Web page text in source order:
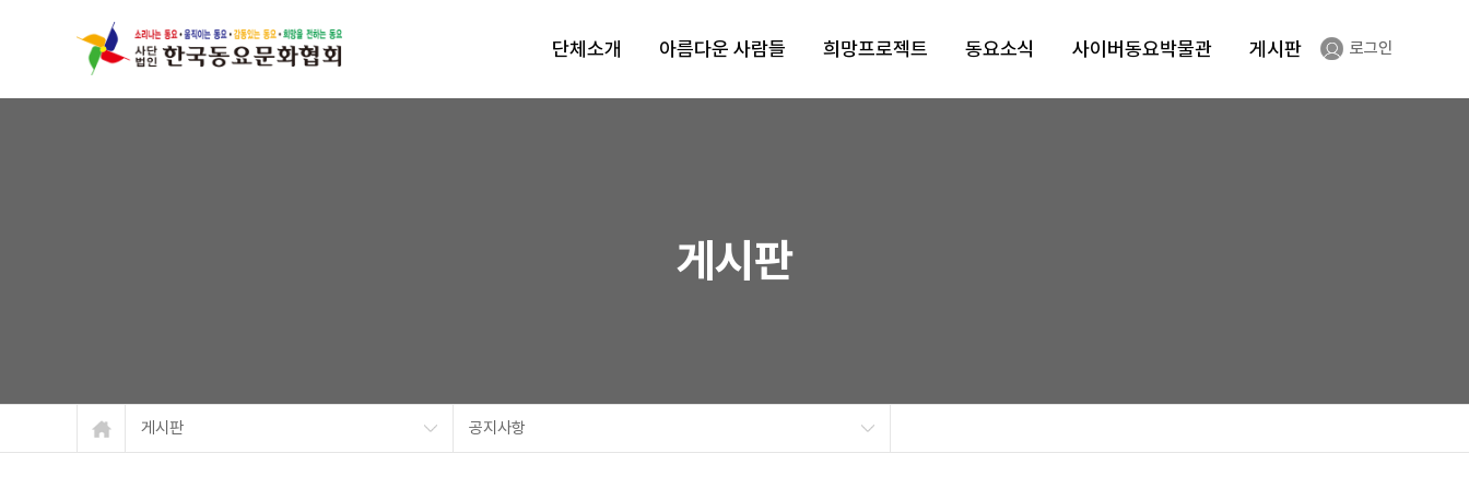
단체소개 아름다운 사람들 희망프로젝트 동요소식 사이버동요박물관 게시판 로그인
게시판
게시판 공지사항